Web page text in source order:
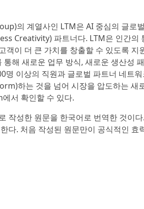
의 계열사인 LTM은 AI 중심의 글로
Creativity) 파트너다. LTM은 인간의
객이 더 큰 가치를 창출할 수 있도록 지
해 새로운 업무 방식, 새로운 생산성
명 이상의 직원과 글로벌 파트너 네트
하는 것을 넘어 시장을 압도하는
서 확인할 수 있다.
작성한 원문을 한국어로 번역한 것이
다. 처음 작성된 원문만이 공식적인 효